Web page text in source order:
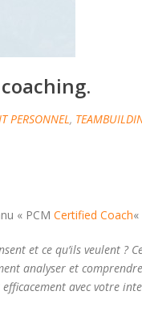
PERSONNEL,
« PCM Certified Coach«
et ce qu’ils veulent ?
analyser et
avec votre